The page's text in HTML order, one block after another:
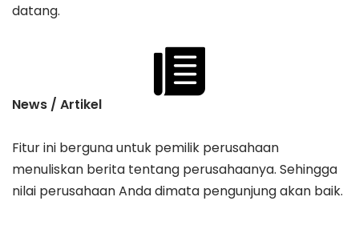
datang.
News / Artikel
Fitur ini berguna untuk pemilik perusahaan
menuliskan berita tentang perusahaanya. Sehingga
nilai perusahaan Anda dimata pengunjung akan baik.